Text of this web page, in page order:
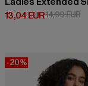
13,04 EUR
Derzeitiger Preis:
14,99 EUR
-20%